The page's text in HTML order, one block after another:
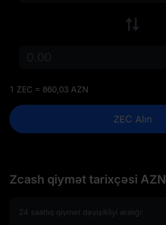
1 ZEC = 860,03 AZN
ZEC Alın
Zcash qiymət tarixçəsi AZN
24 saatlıq qiymət dəyişikliyi aralığı: